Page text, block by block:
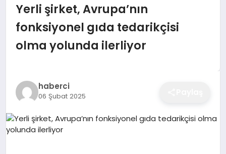
İZMIR HABERLERI
EKONOMI
SAĞLIK
Yerli şirket, Avrupa’nın
fonksiyonel gıda tedarikçisi
olma yolunda ilerliyor
haberci
06 Şubat 2025